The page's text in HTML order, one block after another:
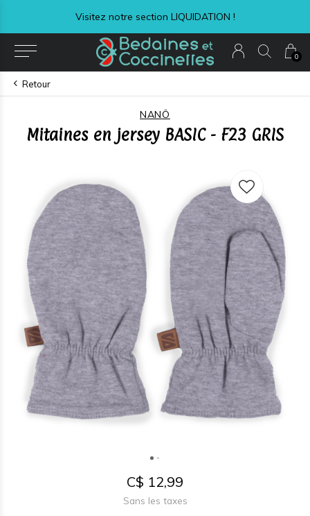
0
Visitez notre section LIQUIDATION !
Retour
NANÖ
Mitaines en jersey BASIC - F23 GRIS
C$ 12,99
Sans les taxes